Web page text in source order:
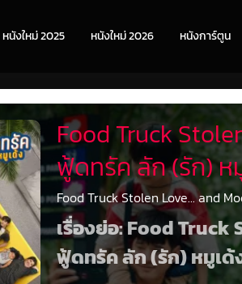
หนังใหม่ 2025 หนังใหม่ 2026 หนังการ์ตูน
Food Truck
ฟู้ดทรัค ลัก (รัก) ห
Food Truck Stolen Love... and
เรื่องย่อ: Food
ฟู้ดทรัค ลัก (รัก) หมูเด้